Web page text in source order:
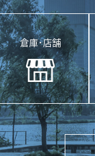
倉庫･店舗